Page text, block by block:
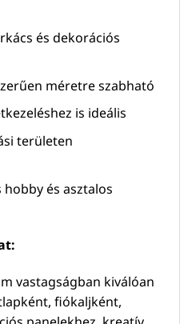
és dekorációs
méretre szabható
is ideális
területen
és asztalos
vastagságban kiválóan
fiókaljként,